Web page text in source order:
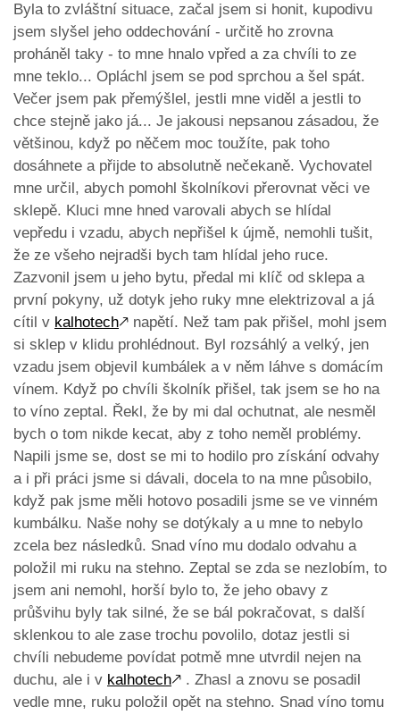
Byla to zvláštní situace, začal jsem si honit, kupodivu
jsem slyšel jeho oddechování - určitě ho zrovna
proháněl taky - to mne hnalo vpřed a za chvíli to ze
mne teklo... Opláchl jsem se pod sprchou a šel spát.
Večer jsem pak přemýšlel, jestli mne viděl a jestli to
chce stejně jako já... Je jakousi nepsanou zásadou, že
většinou, když po něčem moc toužíte, pak toho
dosáhnete a přijde to absolutně nečekaně. Vychovatel
mne určil, abych pomohl školníkovi přerovnat věci ve
sklepě. Kluci mne hned varovali abych se hlídal
vepředu i vzadu, abych nepřišel k újmě, nemohli tušit,
že ze všeho nejradši bych tam hlídal jeho ruce.
Zazvonil jsem u jeho bytu, předal mi klíč od sklepa a
první pokyny, už dotyk jeho ruky mne elektrizoval a já
cítil v kalhotech🡕 napětí. Než tam pak přišel, mohl jsem
si sklep v klidu prohlédnout. Byl rozsáhlý a velký, jen
vzadu jsem objevil kumbálek a v něm láhve s domácím
vínem. Když po chvíli školník přišel, tak jsem se ho na
to víno zeptal. Řekl, že by mi dal ochutnat, ale nesměl
bych o tom nikde kecat, aby z toho neměl problémy.
Napili jsme se, dost se mi to hodilo pro získání odvahy
a i při práci jsme si dávali, docela to na mne působilo,
když pak jsme měli hotovo posadili jsme se ve vinném
kumbálku. Naše nohy se dotýkaly a u mne to nebylo
zcela bez následků. Snad víno mu dodalo odvahu a
položil mi ruku na stehno. Zeptal se zda se nezlobím, to
jsem ani nemohl, horší bylo to, že jeho obavy z
průšvihu byly tak silné, že se bál pokračovat, s další
sklenkou to ale zase trochu povolilo, dotaz jestli si
chvíli nebudeme povídat potmě mne utvrdil nejen na
duchu, ale i v kalhotech🡕 . Zhasl a znovu se posadil
vedle mne, ruku položil opět na stehno. Snad víno tomu